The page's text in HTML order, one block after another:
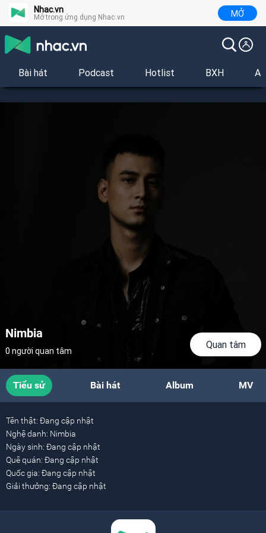
Nhac.vn
Mở trong ứng dụng Nhac.vn MỞ
Bài hát Podcast Hotlist BXH
Nimbia
0 người quan tâm
Quan tâm
Tiểu sử Bài hát Album MV
Tên thật: Đang cập nhật
Nghệ danh: Nimbia
Ngày sinh: Đang cập nhật
Quê quán: Đang cập nhật
Quốc gia: Đang cập nhật
Giải thưởng: Đang cập nhật